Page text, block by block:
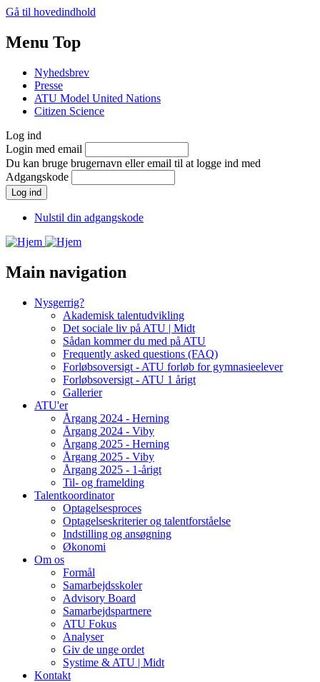
Gå til hovedindhold
Menu Top
Nyhedsbrev
Presse
ATU Model United Nations
Citizen Science
Log ind
Login med email
Du kan bruge brugernavn eller email til at logge ind med
Adgangskode
Nulstil din adgangskode
Main navigation
Nysgerrig?
Akademisk talentudvikling
Det sociale liv på ATU | Midt
Sådan kommer du med på ATU
Frequently asked questions (FAQ)
Forløbsoversigt - ATU forløb for gymnasieelever
Forløbsoversigt - ATU 1 årigt
Gallerier
ATU'er
Årgang 2024 - Herning
Årgang 2024 - Viby
Årgang 2025 - Herning
Årgang 2025 - Viby
Årgang 2025 - 1-årigt
Til- og framelding
Talentkoordinator
Optagelsesproces
Optagelseskriterier og talentforståelse
Indstilling og ansøgning
Økonomi
Om os
Formål
Samarbejdsskoler
Advisory Board
Samarbejdspartnere
ATU Fokus
Analyser
Giv de unge ordet
Systime & ATU | Midt
Kontakt